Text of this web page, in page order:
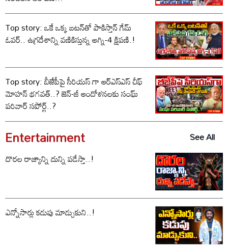
Top story: ఒకే ఒక్క బటన్‌తో పాకిస్తాన్ గేమ్
ఓవర్.. ఉగ్రదేశాన్ని వణికిస్తున్న అగ్ని-4 క్షిపణి.!
Top story: బీజేపీపై సీరియస్ గా ఆర్‌ఎస్‌ఎస్ చీఫ్
మోహన్ భగవత్..? జెన్-జీ ఆందోళనలకు సంఘ్
పరివార్ సపోర్ట్..?
Entertainment
See All
దొరల రాజ్యాన్ని దున్ని పడేస్తా..!
ఎన్నోసార్లు కడుపు మాడ్చుకుని..!